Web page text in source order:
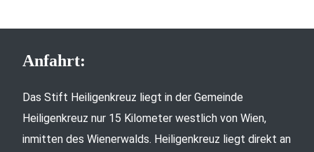
Anfahrt:
Das Stift Heiligenkreuz liegt in der Gemeinde
Heiligenkreuz nur 15 Kilometer westlich von Wien,
inmitten des Wienerwalds. Heiligenkreuz liegt direkt an